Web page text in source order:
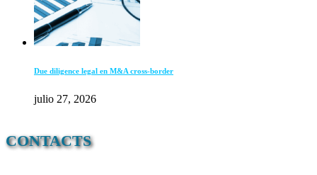
Due diligence legal en M&A cross-border
julio 27, 2026
CONTACTS